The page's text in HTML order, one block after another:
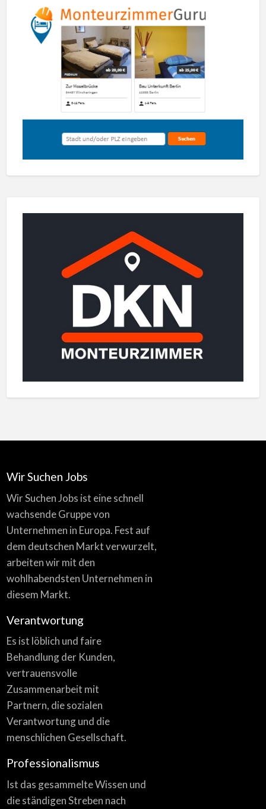
Wir Suchen Jobs
Wir Suchen Jobs ist eine schnell
wachsende Gruppe von
Unternehmen in Europa. Fest auf
dem deutschen Markt verwurzelt,
arbeiten wir mit den
wohlhabendsten Unternehmen in
diesem Markt.
Verantwortung
Es ist löblich und faire
Behandlung der Kunden,
vertrauensvolle
Zusammenarbeit mit
Partnern, die sozialen
Verantwortung und die
menschlichen Gesellschaft.
Professionalismus
Ist das gesammelte Wissen und
die ständigen Streben nach